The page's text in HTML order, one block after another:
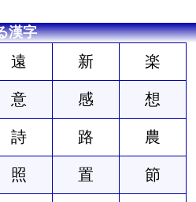
漢字
遠 新 楽
意 感 想
詩 路 農
照 置 節